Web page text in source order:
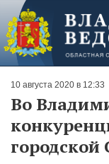
10 августа 2020 в 12:33
Во
городской